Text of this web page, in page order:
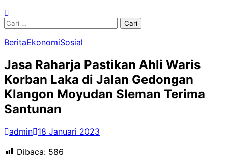
Cari
BeritaEkonomiSosial
Jasa Raharja Pastikan Ahli Waris
Korban Laka di Jalan Gedongan
Klangon Moyudan Sleman Terima
Santunan
admin 18 Januari 2023
Dibaca: 586